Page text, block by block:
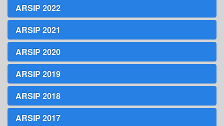
ARSIP 2022
ARSIP 2021
ARSIP 2020
ARSIP 2019
ARSIP 2018
ARSIP 2017